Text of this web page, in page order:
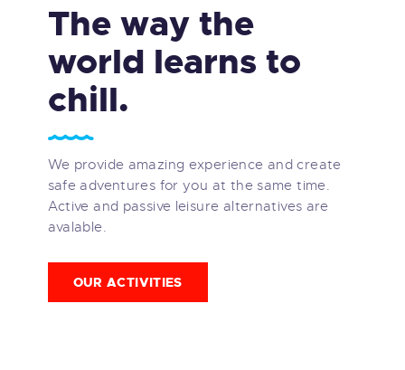
The way the
world learns to
chill.
We provide amazing experience and create
safe adventures for you at the same time.
Active and passive leisure alternatives are
avalable.
OUR ACTIVITIES